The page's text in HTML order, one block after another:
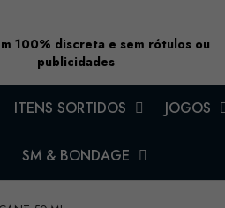
100% discreta e sem rótulos ou
publicidades
ITENS SORTIDOS JOGOS
SM & BONDAGE